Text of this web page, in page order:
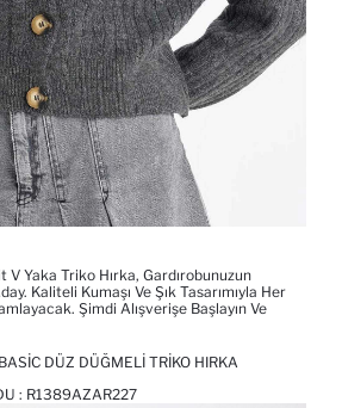
V Yaka Triko Hırka, Gardırobunuzun
Kaliteli Kumaşı Ve Şık Tasarımıyla Her
Şimdi Alışverişe Başlayın Ve
DÜZ DÜĞMELI TRIKO HIRKA
: R1389AZAR227